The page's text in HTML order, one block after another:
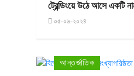
ট্রেন্ডিংয়ে উঠে আসে একটি
০৫-০৬-২০২৪
আন্তর্জাতিক